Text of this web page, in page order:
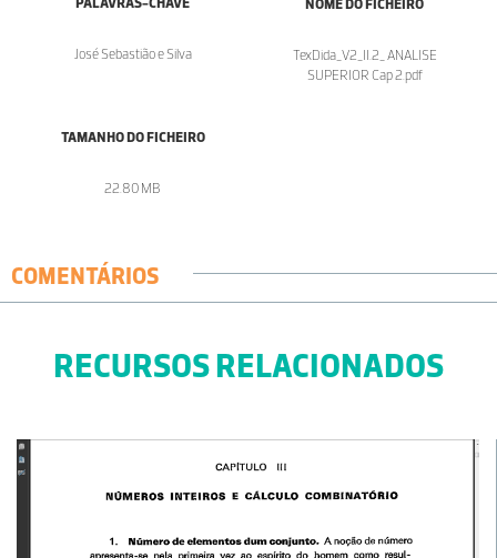
José Sebastião e Silva
NOME DO FICHEIRO
TexDida_V2_II.2_ ANALISE
SUPERIOR Cap 2.pdf
TAMANHO DO FICHEIRO
22.80 MB
COMENTÁRIOS
RECURSOS RELACIONADOS